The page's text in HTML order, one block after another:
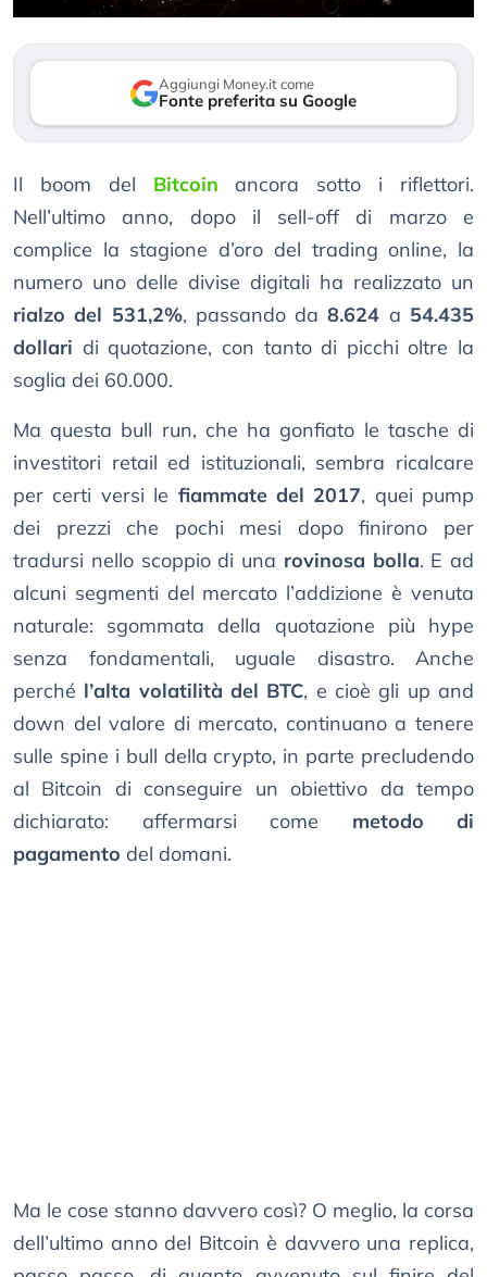
Aggiungi Money.it come
Fonte preferita su Google
Il boom del Bitcoin ancora sotto i riflettori.
Nell’ultimo anno, dopo il sell-off di marzo e
complice la stagione d’oro del trading online, la
numero uno delle divise digitali ha realizzato un
rialzo del 531,2%, passando da8.624 a 54.435
dollari di quotazione, con tanto di picchi oltre la
soglia dei 60.000.
Ma questa bull run, che ha gonfiato le tasche di
investitori retail ed istituzionali, sembra ricalcare
per certi versi le fiammate del 2017, quei pump
dei prezzi che pochi mesi dopo finirono per
tradursi nello scoppio di una rovinosa bolla. E ad
alcuni segmenti del mercato l’addizione è venuta
naturale: sgommata della quotazione più hype
senza fondamentali, uguale disastro. Anche
perché l’alta volatilità del BTC, e cioè gli up and
down del valore di mercato, continuano a tenere
sulle spine i bull della crypto, in parte precludendo
al Bitcoin di conseguire un obiettivo da tempo
dichiarato: affermarsi come metodo di
pagamento del domani.
Ma le cose stanno davvero così? O meglio, la corsa
dell’ultimo anno del Bitcoin è davvero una replica,